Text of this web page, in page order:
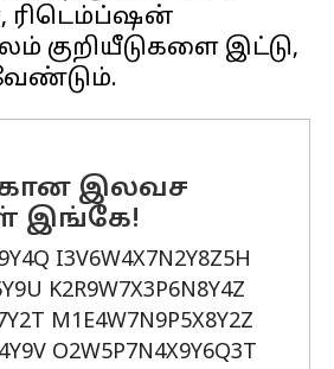
ரிடெம்ப்ஷன்
குறியீடுகளை இட்டு,
இலவச
இங்கே!
I3V6W4X7N2Y8Z5H
K2R9W7X3P6N8Y4Z
M1E4W7N9P5X8Y2Z
O2W5P7N4X9Y6Q3T